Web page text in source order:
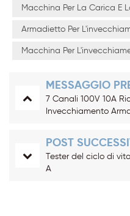
Macchina Per La Carica E
Armadietto Per
Macchina Per
MESSAGGIO
7 Canali 100V 10A
Invecchiamento
POST
Tester del ciclo di
A